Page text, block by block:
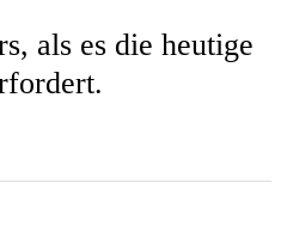
als es die heutige